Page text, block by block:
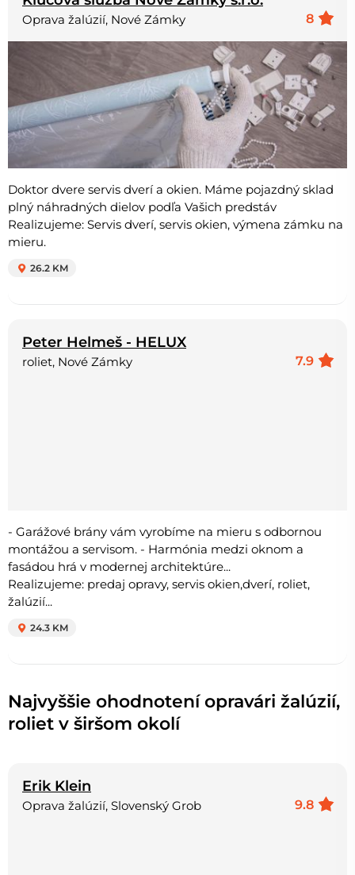
8
Oprava žalúzií, Nové Zámky
Doktor dvere servis dverí a okien. Máme pojazdný sklad
plný náhradných dielov podľa Vašich predstáv
Realizujeme: Servis dverí, servis okien, výmena zámku na
mieru.
26.2 KM
Peter Helmeš - HELUX
7.9
roliet, Nové Zámky
- Garážové brány vám vyrobíme na mieru s odbornou
montážou a servisom. - Harmónia medzi oknom a
fasádou hrá v modernej architektúre...
Realizujeme: predaj opravy, servis okien,dverí, roliet,
žalúzií...
24.3 KM
Najvyššie ohodnotení opravári žalúzií,
roliet v širšom okolí
Erik Klein
9.8
Oprava žalúzií, Slovenský Grob